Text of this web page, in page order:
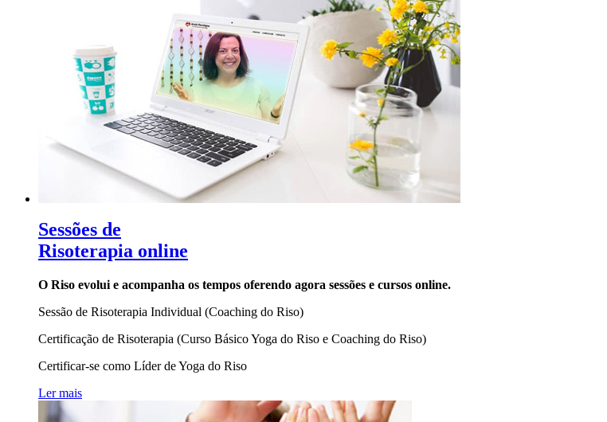
Sessões de
Risoterapia online
O Riso evolui e acompanha os tempos oferendo agora sessões e cursos online.
Sessão de Risoterapia Individual (Coaching do Riso)
Certificação de Risoterapia (Curso Básico Yoga do Riso e Coaching do Riso)
Certificar-se como Líder de Yoga do Riso
Ler mais